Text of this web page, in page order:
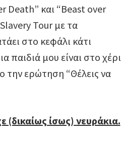
Death” και “Beast over
Tour με τα
στο κεφάλι κάτι
παιδιά μου είναι στο χέρι
την ερώτηση “Θέλεις να
ίσως) νευράκια.